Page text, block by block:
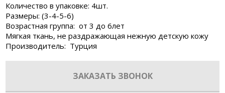
Количество в упаковке: 4шт.
Размеры: (3-4-5-6)
Возрастная группа: от 3 до 6лет
Мягкая ткань, не раздражающая нежную детскую кожу
Производитель: Турция
ЗАКАЗАТЬ ЗВОНОК